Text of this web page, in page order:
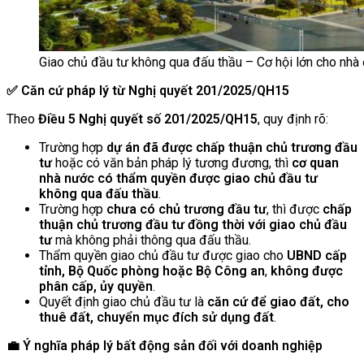
Giao chủ đầu tư không qua đấu thầu – Cơ hội lớn cho
✅ Căn cứ pháp lý từ Nghị quyết 201/2025/QH15
Theo Điều 5 Nghị quyết số 201/2025/QH15, quy định rõ:
Trường hợp dự án đã được chấp thuận chủ trương đầu
tưhoặc có văn bản pháp lý tương đương, thì cơ quan
nhà nước có thẩm quyền được giao chủ đầu tư
không qua đấu thầu.
Trường hợp chưa có chủ trương đầu tư, thì được chấp
thuận chủ trương đầu tư đồng thời với giao chủ đầu
tưmà không phải thông qua đấu thầu.
Thẩm quyền giao chủ đầu tư được giao cho UBND cấp
tỉnh, Bộ Quốc phòng hoặc Bộ Công an, không được
phân cấp, ủy quyền.
Quyết định giao chủ đầu tư là căn cứ để giao đất, cho
thuê đất, chuyển mục đích sử dụng đất.
💼 Ý nghĩa pháp lý bất động sản đối với doanh nghiệp